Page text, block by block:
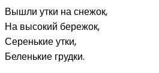
Вышли утки на снежок,
На высокий бережок,
Серенькие утки,
Беленькие грудки.